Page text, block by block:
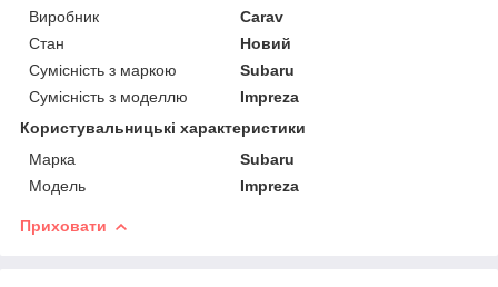
Виробник
Carav
Стан
Новий
Сумісність з маркою
Subaru
Сумісність з моделлю
Impreza
Користувальницькі характеристики
Марка
Subaru
Модель
Impreza
Приховати